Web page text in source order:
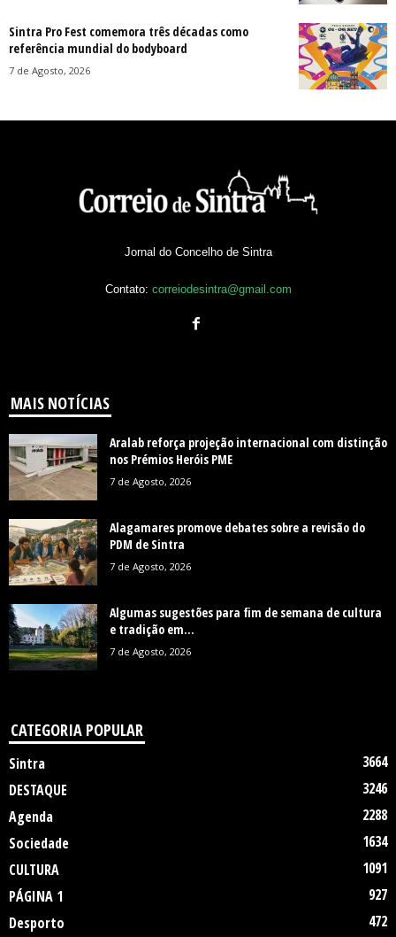
Sintra Pro Fest comemora três décadas como
referência mundial do bodyboard
7 de Agosto, 2026
Jornal do Concelho de Sintra
Contato: correiodesintra@gmail.com
MAIS NOTÍCIAS
Aralab reforça projeção internacional com distinção
nos Prémios Heróis PME
7 de Agosto, 2026
Alagamares promove debates sobre a revisão do
PDM de Sintra
7 de Agosto, 2026
Algumas sugestões para fim de semana de cultura
e tradição em...
7 de Agosto, 2026
CATEGORIA POPULAR
Sintra
3664
DESTAQUE
3246
Agenda
2288
Sociedade
1634
CULTURA
1091
PÁGINA 1
927
Desporto
472